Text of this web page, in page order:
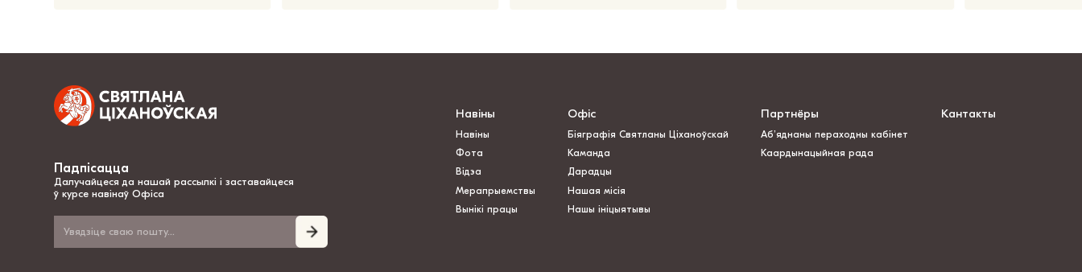
Падпісацца
Далучайцеся да нашай рассылкі і заставайцеся
ў курсе навінаў Офіса
Навіны
Навіны
Фота
Відэа
Мерапрыемствы
Вынікі працы
Офіс
Біяграфія Святланы Ціханоўскай
Каманда
Дарадцы
Нашая місія
Нашы ініцыятывы
Партнёры
Аб’яднаны пераходны кабінет
Каардынацыйная рада
Кантакты